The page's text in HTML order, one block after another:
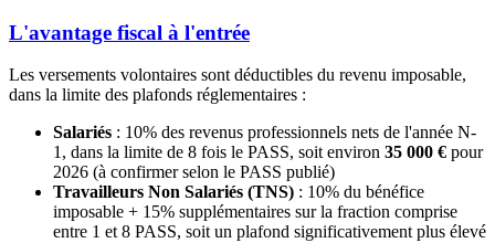
L'avantage fiscal à l'entrée
Les versements volontaires sont déductibles du revenu imposable,
dans la limite des plafonds réglementaires :
Salariés : 10% des revenus professionnels nets de l'année N-
1, dans la limite de 8 fois le PASS, soit environ 35 000 € pour
2026 (à confirmer selon le PASS publié)
Travailleurs Non Salariés (TNS) : 10% du bénéfice
imposable + 15% supplémentaires sur la fraction comprise
entre 1 et 8 PASS, soit un plafond significativement plus élevé